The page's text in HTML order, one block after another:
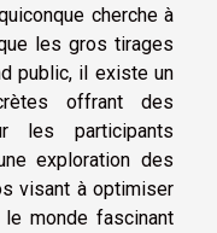
cherche à
les gros tirages
public, il existe un
offrant des
les participants
exploration des
visant à optimiser
monde fascinant